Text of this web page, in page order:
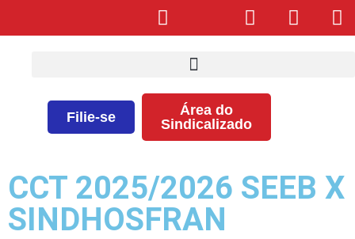
Filie-se
Área do
Sindicalizado
CCT 2025/2026 SEEB X
SINDHOSFRAN